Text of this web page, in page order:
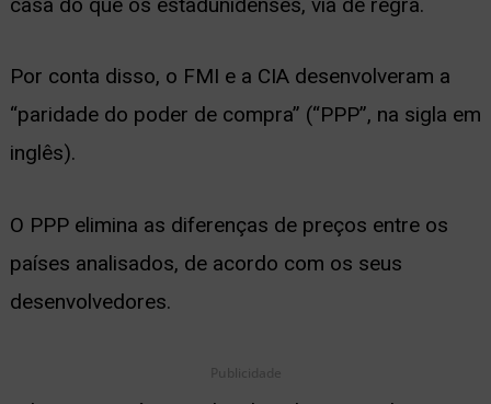
Por conta disso, o FMI e a CIA desenvolveram a
“paridade do poder de compra” (“PPP”, na sigla em
inglês).
O PPP elimina as diferenças de preços entre os
países analisados, de acordo com os seus
desenvolvedores.
Publicidade